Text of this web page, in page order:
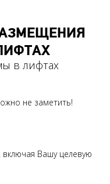
в лифтах
не заметить!
Вашу целевую